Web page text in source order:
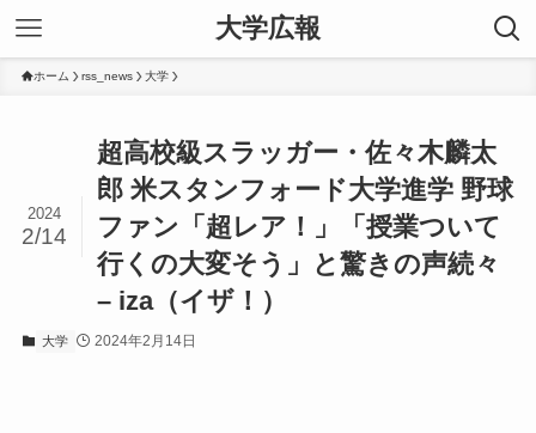
大学広報
ホーム rss_news 大学
超高校級スラッガー・佐々木麟太
郎 米スタンフォード大学進学 野球
ファン「超レア！」「授業ついて
行くの大変そう」と驚きの声続々
– iza（イザ！）
2024
2/14
大学 2024年2月14日